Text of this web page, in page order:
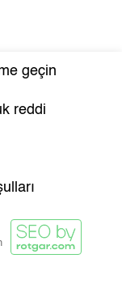
geçin
reddi